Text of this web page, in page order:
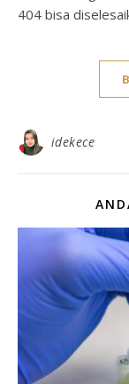
404 bisa
idekece